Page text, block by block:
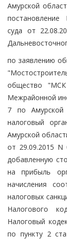
Амурской
постановление
суда от
по заявлению
общество "МСК
Межрайонной
7 по Амурской
налоговый
Амурской
от 29.09.2015 N
добавленную
на прибыль
начисления
налоговых
Налогового
Налоговый
по пункту 2